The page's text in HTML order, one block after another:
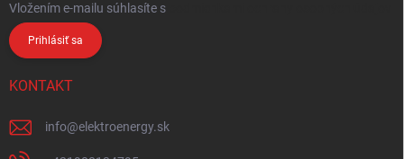
Vložením e-mailu súhlasíte s
Prihlásiť sa
KONTAKT
info@elektroenergy.sk